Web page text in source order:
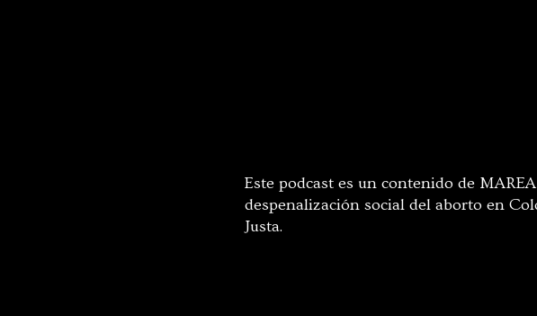
Este podcast es un contenido de
despenalización social del aborto en
Justa.